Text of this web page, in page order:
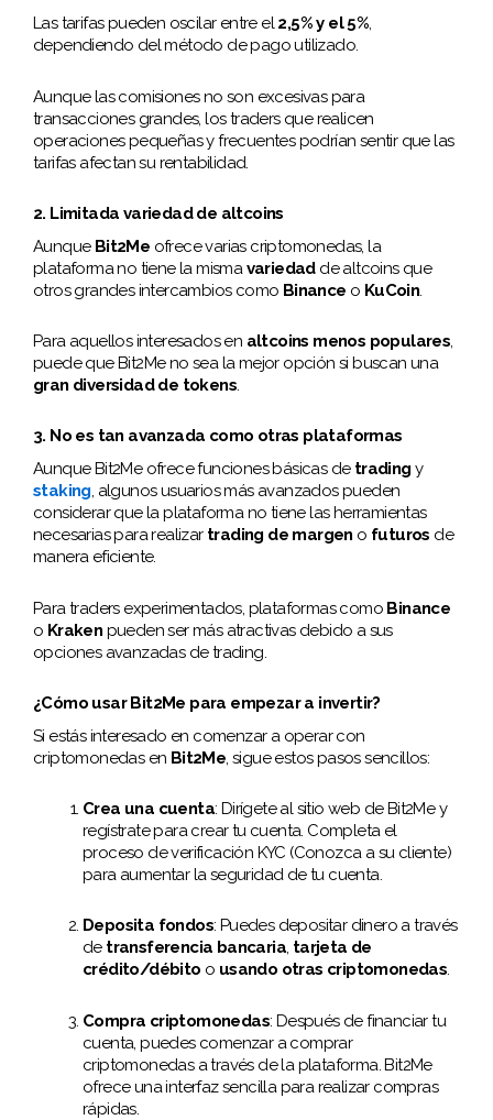
Las tarifas pueden oscilar entre el2,5% y el 5%,
dependiendo del método de pago utilizado.
Aunque las comisiones no son excesivas para
transacciones grandes, los traders que realicen
operaciones pequeñas y frecuentes podrían sentir que las
tarifas afectan su rentabilidad.
2. Limitada variedad de altcoins
Aunque Bit2Me ofrece varias criptomonedas, la
plataforma no tiene la mismavariedadde altcoins que
otros grandes intercambios como Binance o KuCoin.
Para aquellos interesados en altcoins menos populares,
puede que Bit2Me no sea la mejor opción si buscan una
gran diversidad de tokens.
3. No es tan avanzada como otras plataformas
Aunque Bit2Me ofrece funciones básicas de trading y
staking, algunos usuarios más avanzados pueden
considerar que la plataforma no tiene las herramientas
necesarias para realizar trading de margen o futuros de
manera eficiente.
Para traders experimentados, plataformas como Binance
o Kraken pueden ser más atractivas debido a sus
opciones avanzadas de trading.
¿Cómo usar Bit2Me para empezar a invertir?
Si estás interesado en comenzar a operar con
criptomonedas en Bit2Me, sigue estos pasos sencillos:
Crea una cuenta: Dirígete al sitio web de Bit2Me y
regístrate para crear tu cuenta. Completa el
proceso de verificación KYC (Conozca a su cliente)
para aumentar la seguridad de tu cuenta.
Deposita fondos: Puedes depositar dinero a través
de transferencia bancaria, tarjeta de
crédito/débito o usando otras criptomonedas.
Compra criptomonedas: Después de financiar tu
cuenta, puedes comenzar a comprar
criptomonedas a través de la plataforma. Bit2Me
ofrece una interfaz sencilla para realizar compras
rápidas.